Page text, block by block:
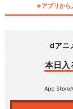
※アプリから
dアニ
本日入
App